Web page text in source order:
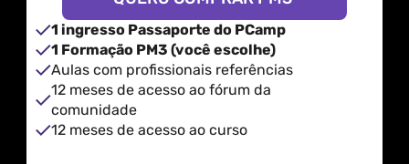
1 ingresso Passaporte do PCamp
1 Formação PM3 (você escolhe)
Aulas com profissionais referências
12 meses de acesso ao fórum da
comunidade
12 meses de acesso ao curso